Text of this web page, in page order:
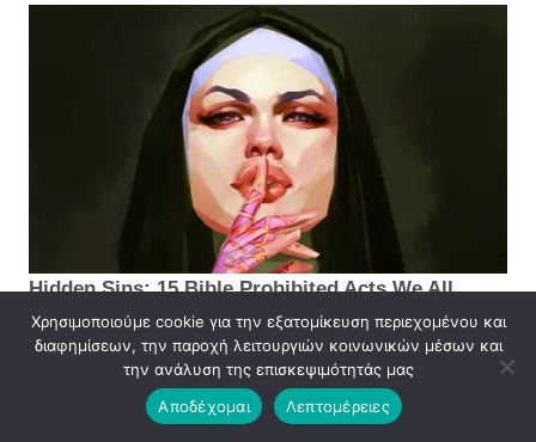
Χρησιμοποιούμε cookie για την εξατομίκευση περιεχομένου και
διαφημίσεων, την παροχή λειτουργιών κοινωνικών μέσων και
την ανάλυση της επισκεψιμότητάς μας
Αποδέχομαι
Λεπτομέρειες